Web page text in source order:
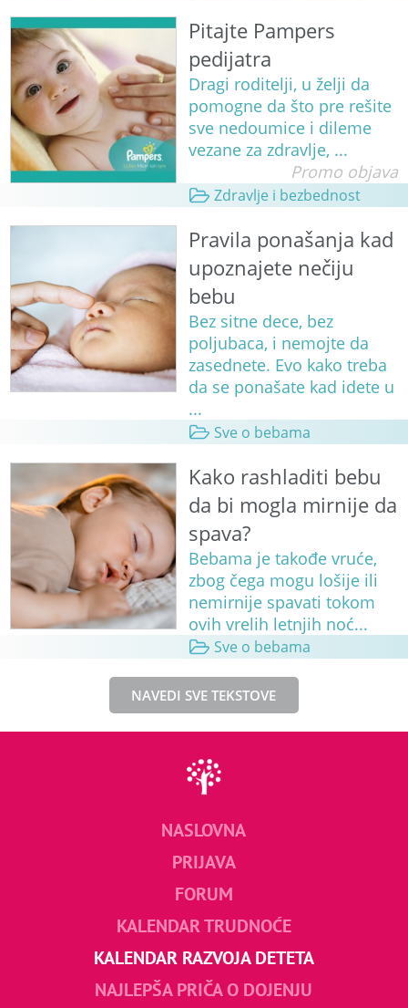
Pitajte Pampers
pedijatra
Dragi roditelji, u želji da
pomogne da što pre rešite
sve nedoumice i dileme
vezane za zdravlje, ...
Promo objava
Zdravlje i bezbednost
Pravila ponašanja kad
upoznajete nečiju
bebu
Bez sitne dece, bez
poljubaca, i nemojte da
zasednete. Evo kako treba
da se ponašate kad idete u
...
Sve o bebama
Kako rashladiti bebu
da bi mogla mirnije da
spava?
Bebama je takođe vruće,
zbog čega mogu lošije ili
nemirnije spavati tokom
ovih vrelih letnjih noć...
Sve o bebama
NAVEDI SVE TEKSTOVE
NASLOVNA
PRIJAVA
FORUM
KALENDAR TRUDNOĆE
KALENDAR RAZVOJA DETETA
NAJLEPŠA PRIČA O DOJENJU